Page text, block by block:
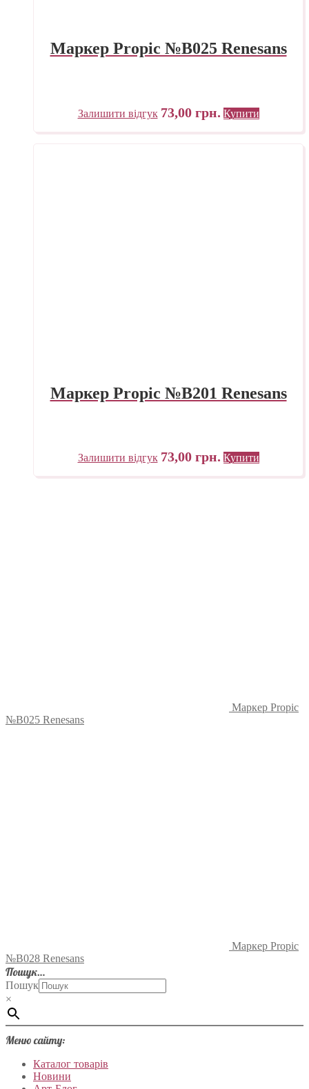
Маркер Propic №B025 Renesans
Залишити відгук 73,00 грн. Купити
Маркер Propic №B201 Renesans
Залишити відгук 73,00 грн. Купити
Маркер Propic
№B025 Renesans
Маркер Propic
№B028 Renesans
Пошук…
Пошук
×
Меню сайту:
Каталог товарів
Новини